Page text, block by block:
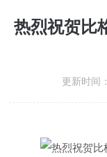
热烈祝贺比
更新时